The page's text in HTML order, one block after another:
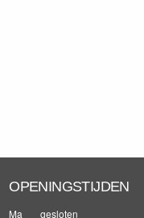
OPENINGSTIJDEN
Ma gesloten